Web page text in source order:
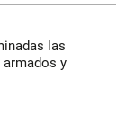
las
y